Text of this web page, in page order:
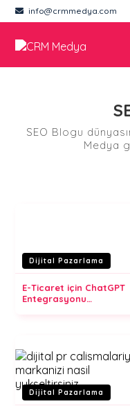
info@crmmedya.com
SEO Blogu
Medya
Dijital Pazarlama
E-Ticaret için ChatGPT
Entegrasyonu
Dijital Pazarlama